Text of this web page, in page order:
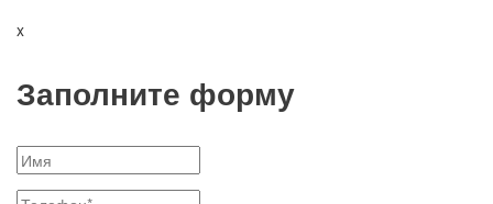
x
Заполните форму